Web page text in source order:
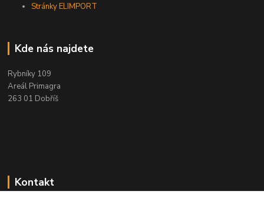
Stránky ELIMPORT
Kde nás najdete
Rybníky 109
Areál Primagra
263 01 Dobříš
Kontakt